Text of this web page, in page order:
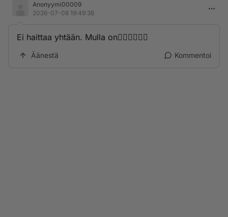
Anonyymi00009
2026-07-08 19:49:38
Ei haittaa yhtään. Mulla on🤷🏼‍♀️🙋🏼‍♀️
Äänestä Kommentoi